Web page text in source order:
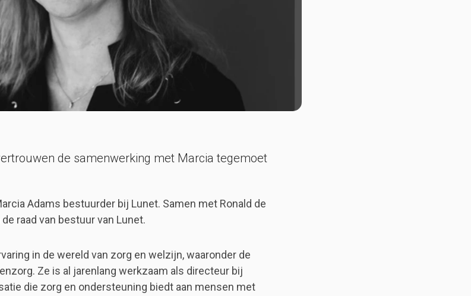
de samenwerking met Marcia tegemoet
Adams bestuurder bij Lunet. Samen met Ronald de
raad van bestuur van Lunet.
in de wereld van zorg en welzijn, waaronder de
Ze is al jarenlang werkzaam als directeur bij
die zorg en ondersteuning biedt aan mensen met